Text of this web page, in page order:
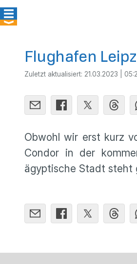
Flughafen
Zuletzt aktualisiert: 21.03.2023 |
Obwohl wir erst kurz
Condor in der
ägyptische Stadt steht